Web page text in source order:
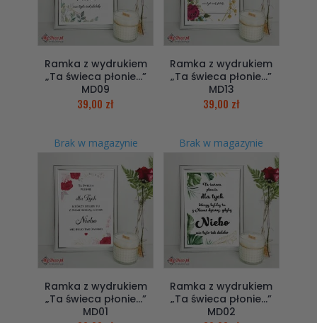
Ramka z wydrukiem
„Ta świeca płonie…”
MD09
39,00 zł
Ramka z wydrukiem
„Ta świeca płonie…”
MD13
39,00 zł
Brak w magazynie
Ramka z wydrukiem
„Ta świeca płonie…”
MD01
Brak w magazynie
Ramka z wydrukiem
„Ta świeca płonie…”
MD02